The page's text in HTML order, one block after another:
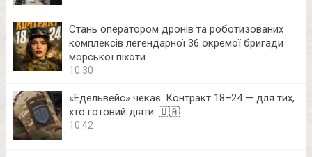
Стань оператором дронів та роботизованих
комплексів легендарної 36 окремої бригади
морської піхоти
10:30
«Едельвейс» чекає. Контракт 18–24 — для тих,
хто готовий діяти. 🇺🇦
10:42